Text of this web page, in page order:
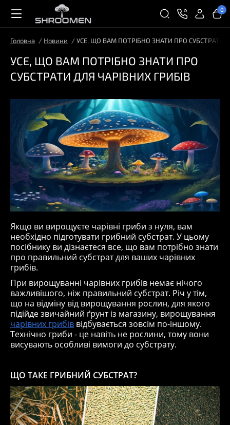
0
Головна Новини УСЕ, ЩО ВАМ ПОТРІБНО ЗНАТИ ПРО СУБСТРАТИ
УСЕ, ЩО ВАМ ПОТРІБНО ЗНАТИ ПРО
СУБСТРАТИ ДЛЯ ЧАРІВНИХ ГРИБІВ
Якщо ви вирощуєте чарівні гриби з нуля, вам
необхідно підготувати грибний субстрат. У цьому
посібнику ви дізнаєтеся все, що вам потрібно знати
про правильний субстрат для ваших чарівних
грибів.
При вирощуванні чарівних грибів немає нічого
важливішого, ніж правильний субстрат. Річ у тім,
що на відміну від вирощування рослин, для якого
підійде звичайний ґрунт із магазину, вирощування
чарівних грибів відбувається зовсім по-іншому.
Технічно гриби - це навіть не рослини, тому вони
висувають особливі вимоги до субстрату.
ЩО ТАКЕ ГРИБНИЙ СУБСТРАТ?